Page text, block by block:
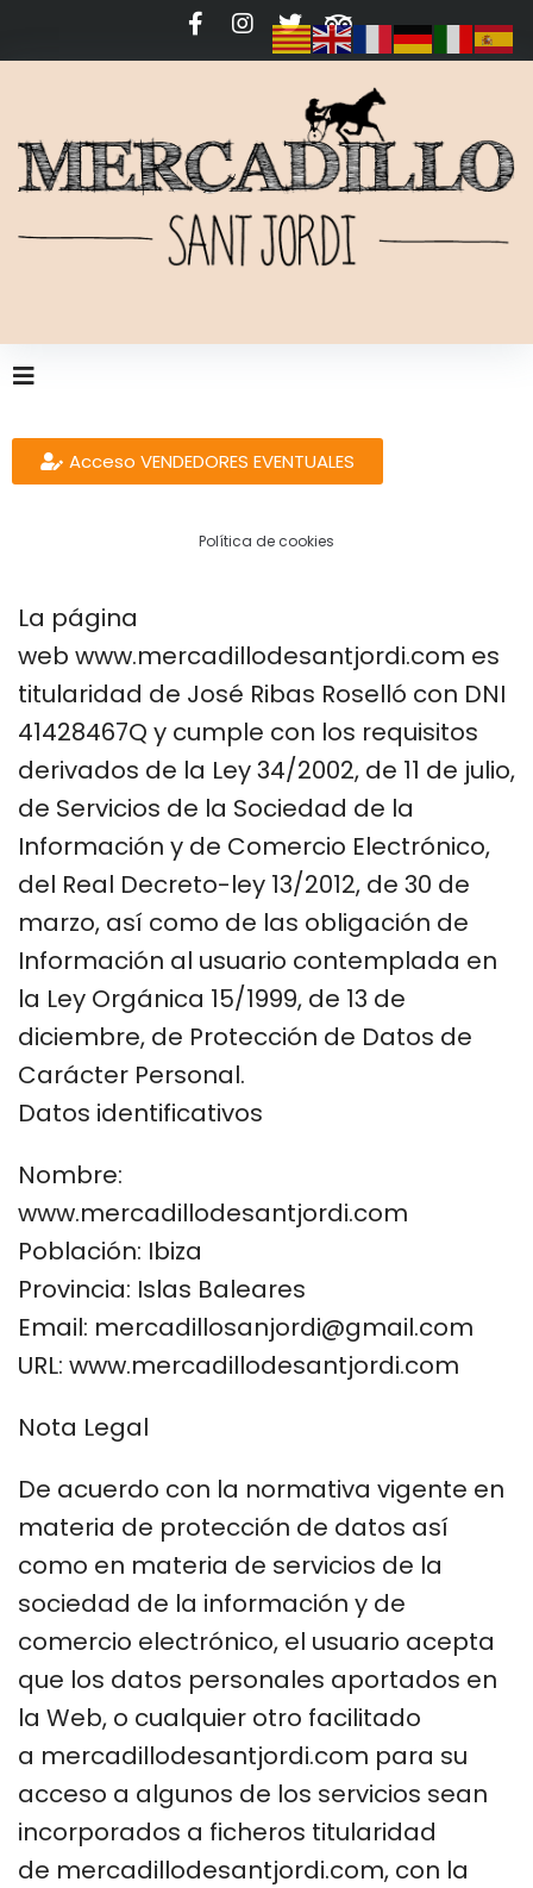
Acceso VENDEDORES EVENTUALES
Política de cookies
La página
web www.mercadillodesantjordi.com es
titularidad de José Ribas Roselló con DNI
41428467Q y cumple con los requisitos
derivados de la Ley 34/2002, de 11 de julio,
de Servicios de la Sociedad de la
Información y de Comercio Electrónico,
del Real Decreto-ley 13/2012, de 30 de
marzo, así como de las obligación de
Información al usuario contemplada en
la Ley Orgánica 15/1999, de 13 de
diciembre, de Protección de Datos de
Carácter Personal.
Datos identificativos
Nombre:
www.mercadillodesantjordi.com
Población: Ibiza
Provincia: Islas Baleares
Email: mercadillosanjordi@gmail.com
URL: www.mercadillodesantjordi.com
Nota Legal
De acuerdo con la normativa vigente en
materia de protección de datos así
como en materia de servicios de la
sociedad de la información y de
comercio electrónico, el usuario acepta
que los datos personales aportados en
la Web, o cualquier otro facilitado
a mercadillodesantjordi.com para su
acceso a algunos de los servicios sean
incorporados a ficheros titularidad
de mercadillodesantjordi.com, con la